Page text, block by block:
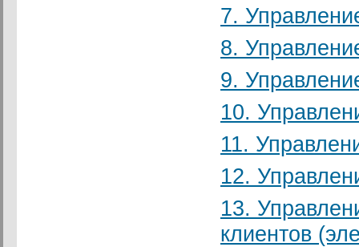
7.
8.
9.
10.
11.
12.
13.
клиентов